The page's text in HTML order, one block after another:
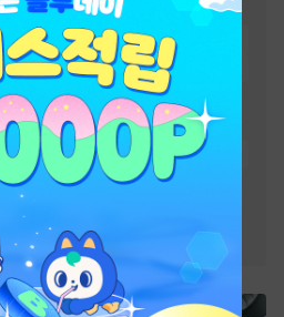
#상처수 #다정공
#순정공 #다정수
#집착공 #사랑꾼공
#3인칭시점 #달달물
#절륜공 # 연하공 #미인수
#능글공 #단정수
#미인공 첫사랑